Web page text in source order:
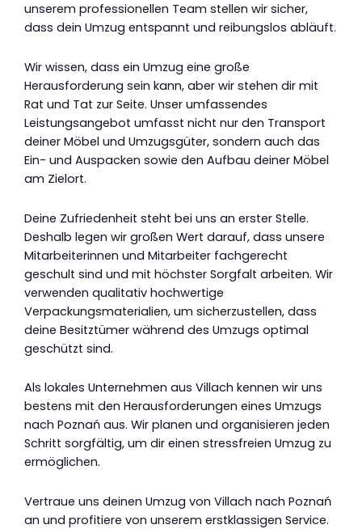
unserem professionellen Team stellen wir sicher,
dass dein Umzug entspannt und reibungslos abläuft.
Wir wissen, dass ein Umzug eine große
Herausforderung sein kann, aber wir stehen dir mit
Rat und Tat zur Seite. Unser umfassendes
Leistungsangebot umfasst nicht nur den Transport
deiner Möbel und Umzugsgüter, sondern auch das
Ein- und Auspacken sowie den Aufbau deiner Möbel
am Zielort.
Deine Zufriedenheit steht bei uns an erster Stelle.
Deshalb legen wir großen Wert darauf, dass unsere
Mitarbeiterinnen und Mitarbeiter fachgerecht
geschult sind und mit höchster Sorgfalt arbeiten. Wir
verwenden qualitativ hochwertige
Verpackungsmaterialien, um sicherzustellen, dass
deine Besitztümer während des Umzugs optimal
geschützt sind.
Als lokales Unternehmen aus Villach kennen wir uns
bestens mit den Herausforderungen eines Umzugs
nach Poznań aus. Wir planen und organisieren jeden
Schritt sorgfältig, um dir einen stressfreien Umzug zu
ermöglichen.
Vertraue uns deinen Umzug von Villach nach Poznań
an und profitiere von unserem erstklassigen Service.